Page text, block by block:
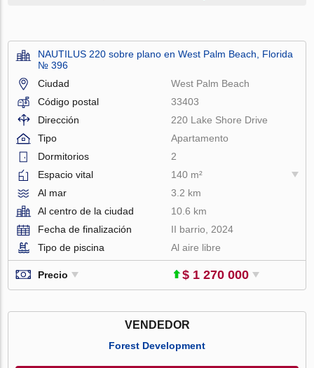
NAUTILUS 220 sobre plano en West Palm Beach, Florida
№ 396
Ciudad
West Palm Beach
Código postal
33403
Dirección
220 Lake Shore Drive
Tipo
Apartamento
Dormitorios
2
Espacio vital
140 m²
Al mar
3.2 km
Al centro de la ciudad
10.6 km
Fecha de finalización
II barrio, 2024
Tipo de piscina
Al aire libre
Precio $ 1 270 000
VENDEDOR
Forest Development